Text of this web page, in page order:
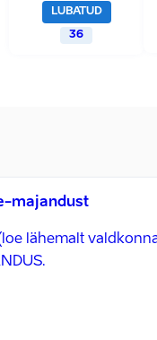
LUBATUD
36
majandust
lähemalt